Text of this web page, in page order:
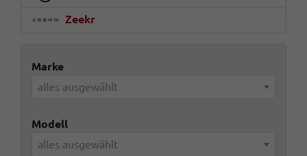
Zeekr
Marke
alles ausgewählt
Modell
alles ausgewählt